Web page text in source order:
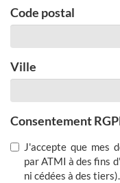
Code postal
Ville
Consentement
J'accepte que mes
par ATMI à des fins
ni cédées à des tiers).